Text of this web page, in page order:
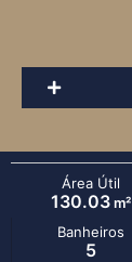
Área Útil
130.03m²
Banheiros
5